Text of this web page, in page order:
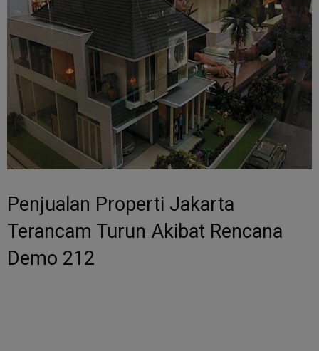
Penjualan Properti Jakarta
Terancam Turun Akibat Rencana
Demo 212